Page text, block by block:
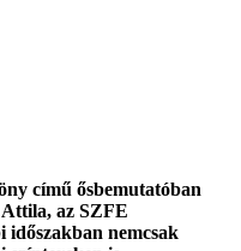
című ősbemutatóban
az SZFE
időszakban nemcsak